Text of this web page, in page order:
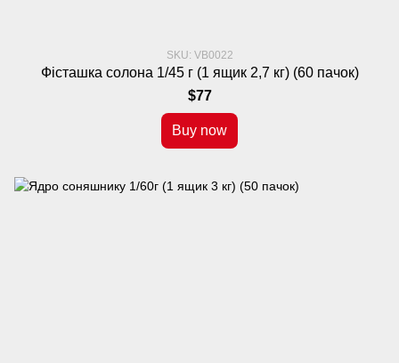
SKU: VB0022
Фісташка солона 1/45 г (1 ящик 2,7 кг) (60 пачок)
$77
Buy now